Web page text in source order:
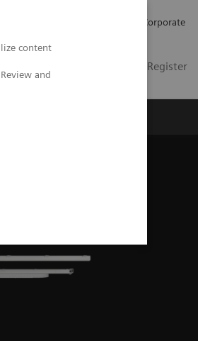
content
and
Corporate
Login / Register